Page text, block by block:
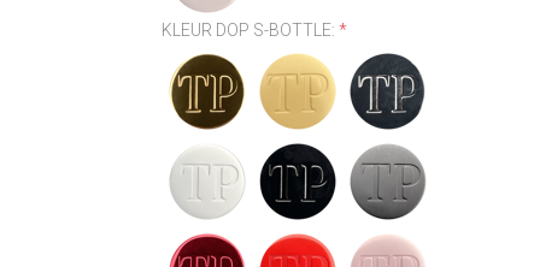
KLEUR DOP S-BOTTLE:*